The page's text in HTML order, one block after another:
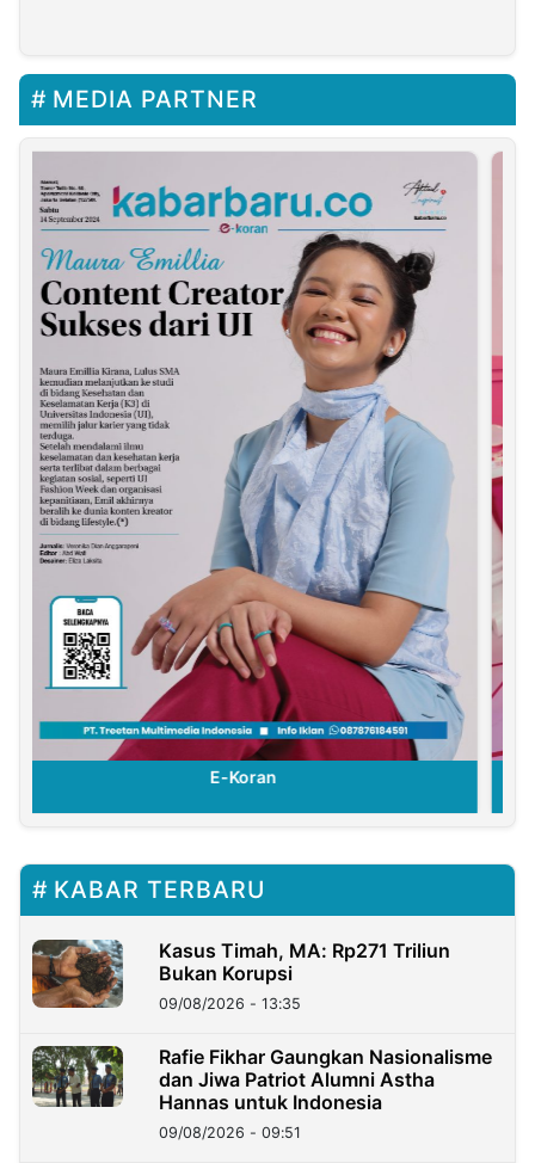
MEDIA PARTNER
E-Koran
KABAR TERBARU
Kasus Timah, MA: Rp271 Triliun
Bukan Korupsi
09/08/2026 - 13:35
Rafie Fikhar Gaungkan Nasionalisme
dan Jiwa Patriot Alumni Astha
Hannas untuk Indonesia
09/08/2026 - 09:51